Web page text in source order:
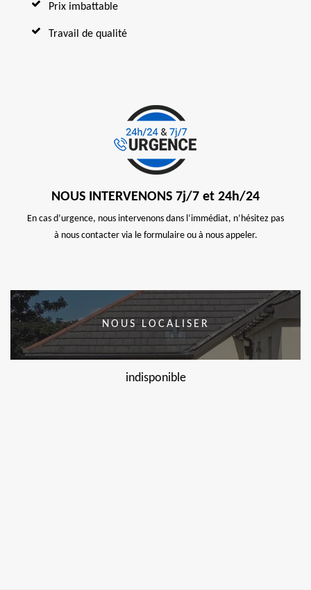
Prix imbattable
Travail de qualité
NOUS INTERVENONS 7j/7 et 24h/24
En cas d’urgence, nous intervenons dans l’immédiat, n’hésitez pas
à nous contacter via le formulaire ou à nous appeler.
NOUS LOCALISER
indisponible